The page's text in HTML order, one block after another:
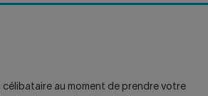
au moment de prendre votre